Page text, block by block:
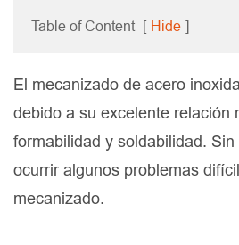
Table of Content [ Hide ]
El mecanizado de acero
debido a su excelente relación
formabilidad y soldabilidad.
ocurrir algunos problemas
mecanizado.